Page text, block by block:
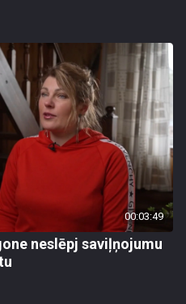
00:03:49
neslēpj saviļņojumu